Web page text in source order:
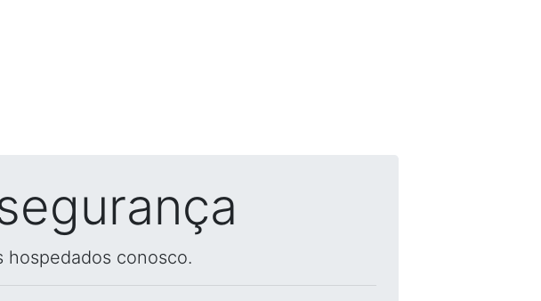
hospedados conosco.